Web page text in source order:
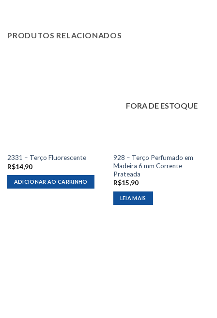
PRODUTOS RELACIONADOS
2331 – Terço Fluorescente
R$14,90
ADICIONAR AO CARRINHO
FORA DE ESTOQUE
928 – Terço Perfumado em
Madeira 6 mm Corrente
Prateada
R$15,90
LEIA MAIS